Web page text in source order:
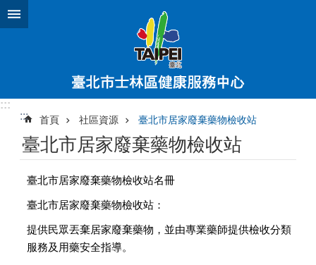
跳到主要內容區塊
:::
:::
首頁 社區資源 臺北市居家廢棄藥物檢收站
臺北市居家廢棄藥物檢收站
臺北市居家廢棄藥物檢收站名冊
臺北市居家廢棄藥物檢收站：
提供民眾丟棄居家廢棄藥物，並由專業藥師提供檢收分類
服務及用藥安全指導。